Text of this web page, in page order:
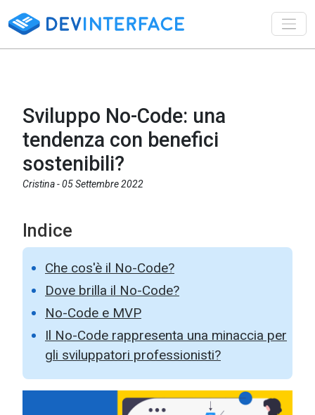
Sviluppo No-Code: una
tendenza con benefici
sostenibili?
Cristina -05 Settembre 2022
Indice
Che cos'è il No-Code?
Dove brilla il No-Code?
No-Code e MVP
Il No-Code rappresenta una minaccia per
gli sviluppatori professionisti?